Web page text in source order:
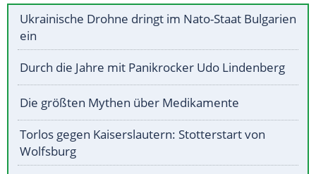
Ukrainische Drohne dringt im Nato-Staat Bulgarien
ein
Durch die Jahre mit Panikrocker Udo Lindenberg
Die größten Mythen über Medikamente
Torlos gegen Kaiserslautern: Stotterstart von
Wolfsburg